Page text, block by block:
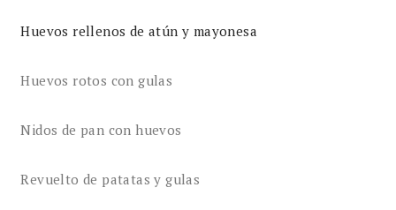
Huevos rellenos de atún y mayonesa
Huevos rotos con gulas
Nidos de pan con huevos
Revuelto de patatas y gulas